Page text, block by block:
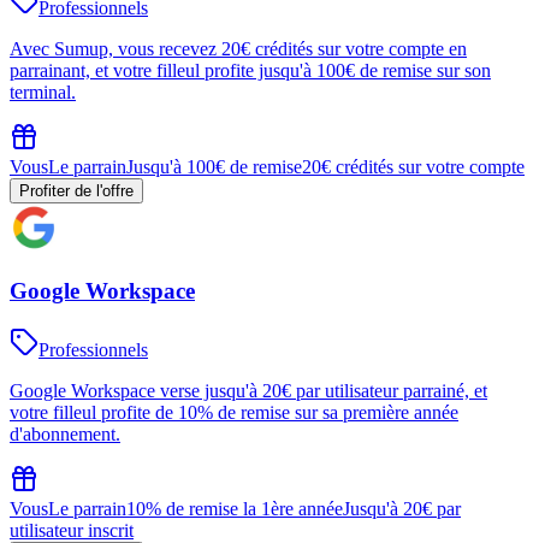
Professionnels
Avec Sumup, vous recevez 20€ crédités sur votre compte en
parrainant, et votre filleul profite jusqu'à 100€ de remise sur son
terminal.
VousLe parrainJusqu'à 100€ de remise20€ crédités sur votre compte
Profiter de l'offre
Google Workspace
Professionnels
Google Workspace verse jusqu'à 20€ par utilisateur parrainé, et
votre filleul profite de 10% de remise sur sa première année
d'abonnement.
VousLe parrain10% de remise la 1ère annéeJusqu'à 20€ par
utilisateur inscrit